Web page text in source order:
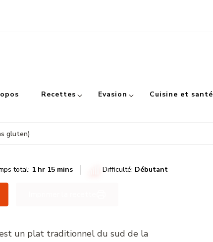
Recettes Evasion Cuisine et santé
gluten)
total: 1 hr 15 mins Difficulté: Débutant
un plat traditionnel du sud de la